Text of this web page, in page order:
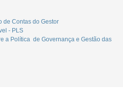
de Contas do Gestor
- PLS
a Política de Governança e Gestão das